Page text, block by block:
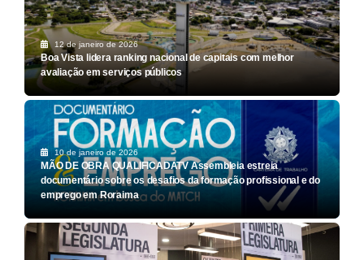
12 de janeiro de 2026
Boa Vista lidera ranking nacional de capitais com melhor
avaliação em serviços públicos
10 de janeiro de 2026
MÃO DE OBRA QUALIFICADATV Assembleia estreia
documentário sobre os desafios da formação profissional e do
emprego em Roraima